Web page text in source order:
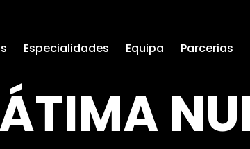
Especialidades Equipa Parcerias